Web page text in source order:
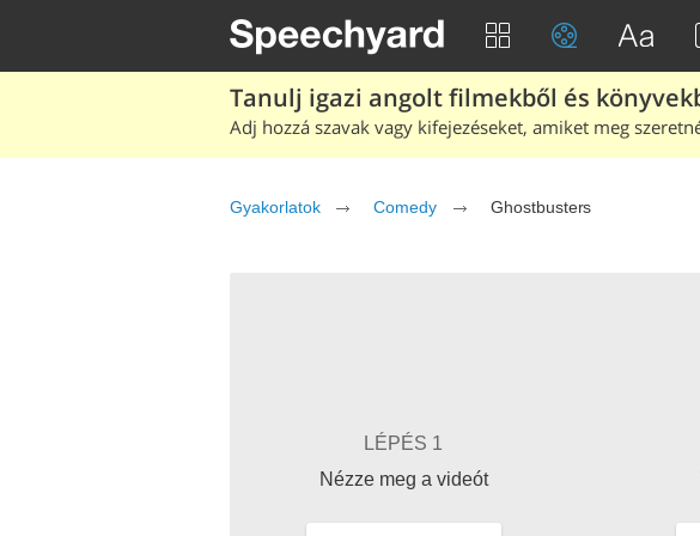
Tanulj igazi angolt filmekből és
Adj hozzá szavak vagy kifejezéseket, amiket meg
Gyakorlatok Comedy Ghostbusters
LÉPÉS 1
Nézze meg a videót